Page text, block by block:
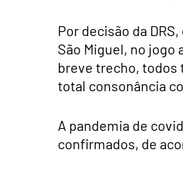
Por decisão da
São Miguel, no jogo
breve trecho, todos
total consonância
A pandemia de
confirmados, de